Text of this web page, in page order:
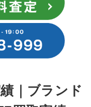
｜ブランド